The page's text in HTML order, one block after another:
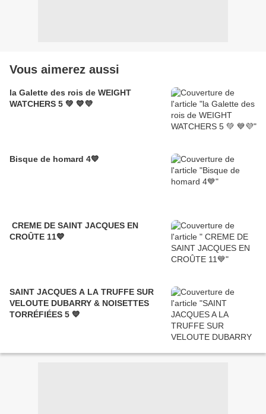
Vous aimerez aussi
la Galette des rois de WEIGHT
WATCHERS 5 💚 💙💜
Bisque de homard 4💙
CREME DE SAINT JACQUES EN
CROÛTE 11💙
SAINT JACQUES A LA TRUFFE SUR
VELOUTE DUBARRY & NOISETTES
TORRÉFIÉES 5 💙